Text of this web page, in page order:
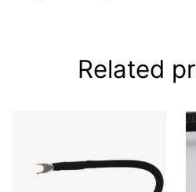
Related